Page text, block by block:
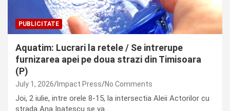
PUBLICITATE
Aquatim: Lucrari la retele / Se intrerupe
furnizarea apei pe doua strazi din Timisoara
(P)
July 1, 2026 Impact Press No Comments
Joi, 2 iulie, intre orele 8-15, la intersectia Aleii Actorilor cu
strada Ana Ipatescu se va…